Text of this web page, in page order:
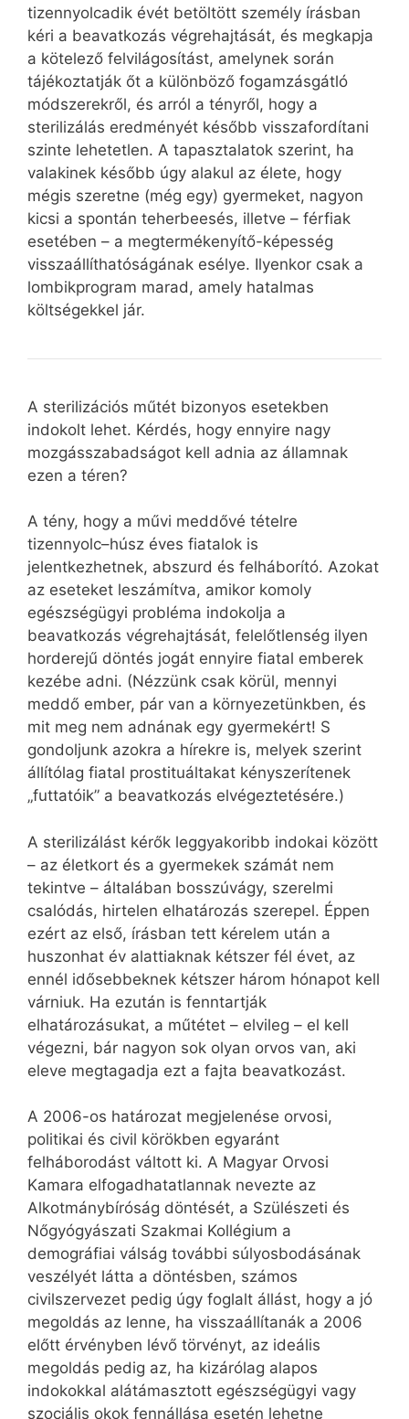
tizennyolcadik évét betöltött személy írásban
kéri a beavatkozás végrehajtását, és megkapja
a kötelező felvilágosítást, amelynek során
tájékoztatják őt a különböző fogamzásgátló
módszerekről, és arról a tényről, hogy a
sterilizálás eredményét később visszafordítani
szinte lehetetlen. A tapasztalatok szerint, ha
valakinek később úgy alakul az élete, hogy
mégis szeretne (még egy) gyermeket, nagyon
kicsi a spontán teherbeesés, illetve – férfiak
esetében – a megtermékenyítő-képesség
visszaállíthatóságának esélye. Ilyenkor csak a
lombikprogram marad, amely hatalmas
költségekkel jár.
A sterilizációs műtét bizonyos esetekben
indokolt lehet. Kérdés, hogy ennyire nagy
mozgásszabadságot kell adnia az államnak
ezen a téren?
A tény, hogy a művi meddővé tételre
tizennyolc–húsz éves fiatalok is
jelentkezhetnek, abszurd és felháborító. Azokat
az eseteket leszámítva, amikor komoly
egészségügyi probléma indokolja a
beavatkozás végrehajtását, felelőtlenség ilyen
horderejű döntés jogát ennyire fiatal emberek
kezébe adni. (Nézzünk csak körül, mennyi
meddő ember, pár van a környezetünkben, és
mit meg nem adnának egy gyermekért! S
gondoljunk azokra a hírekre is, melyek szerint
állítólag fiatal prostituáltakat kényszerítenek
„futtatóik” a beavatkozás elvégeztetésére.)
A sterilizálást kérők leggyakoribb indokai között
– az életkort és a gyermekek számát nem
tekintve – általában bosszúvágy, szerelmi
csalódás, hirtelen elhatározás szerepel. Éppen
ezért az első, írásban tett kérelem után a
huszonhat év alattiaknak kétszer fél évet, az
ennél idősebbeknek kétszer három hónapot kell
várniuk. Ha ezután is fenntartják
elhatározásukat, a műtétet – elvileg – el kell
végezni, bár nagyon sok olyan orvos van, aki
eleve megtagadja ezt a fajta beavatkozást.
A 2006-os határozat megjelenése orvosi,
politikai és civil körökben egyaránt
felháborodást váltott ki. A Magyar Orvosi
Kamara elfogadhatatlannak nevezte az
Alkotmánybíróság döntését, a Szülészeti és
Nőgyógyászati Szakmai Kollégium a
demográfiai válság további súlyosbodásának
veszélyét látta a döntésben, számos
civilszervezet pedig úgy foglalt állást, hogy a jó
megoldás az lenne, ha visszaállítanák a 2006
előtt érvényben lévő törvényt, az ideális
megoldás pedig az, ha kizárólag alapos
indokokkal alátámasztott egészségügyi vagy
szociális okok fennállása esetén lehetne